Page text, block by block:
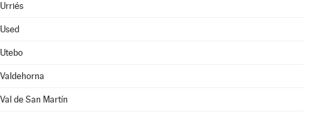
Urriés
Used
Utebo
Valdehorna
Val de San Martín